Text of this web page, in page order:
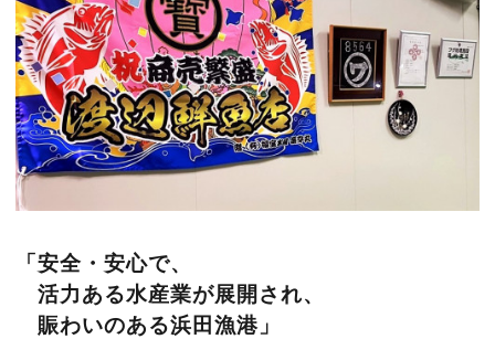
「安全・安心で、
活力ある水産業が展開され、
賑わいのある浜田漁港」